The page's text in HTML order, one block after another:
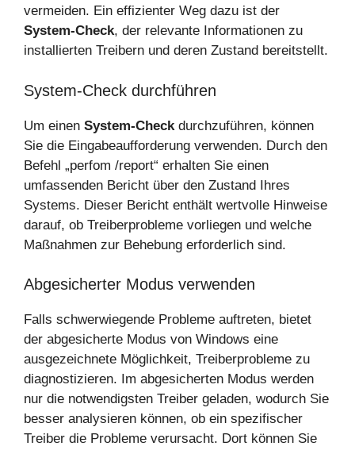
vermeiden. Ein effizienter Weg dazu ist der
System-Check, der relevante Informationen zu
installierten Treibern und deren Zustand bereitstellt.
System-Check durchführen
Um einen System-Check durchzuführen, können
Sie die Eingabeaufforderung verwenden. Durch den
Befehl „perfom /report“ erhalten Sie einen
umfassenden Bericht über den Zustand Ihres
Systems. Dieser Bericht enthält wertvolle Hinweise
darauf, ob Treiberprobleme vorliegen und welche
Maßnahmen zur Behebung erforderlich sind.
Abgesicherter Modus verwenden
Falls schwerwiegende Probleme auftreten, bietet
der abgesicherte Modus von Windows eine
ausgezeichnete Möglichkeit, Treiberprobleme zu
diagnostizieren. Im abgesicherten Modus werden
nur die notwendigsten Treiber geladen, wodurch Sie
besser analysieren können, ob ein spezifischer
Treiber die Probleme verursacht. Dort können Sie